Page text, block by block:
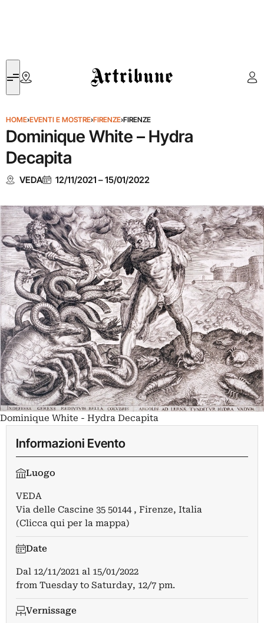
Artribune
HOME›EVENTI E MOSTRE›FIRENZE›FIRENZE
Dominique White – Hydra
Decapita
VEDA 12/11/2021 –15/01/2022
Dominique White - Hydra Decapita
Informazioni Evento
Luogo
VEDA
Via delle Cascine 35 50144 , Firenze, Italia
(Clicca qui per la mappa)
Date
Dal 12/11/2021 al 15/01/2022
from Tuesday to Saturday, 12/7 pm.
Vernissage